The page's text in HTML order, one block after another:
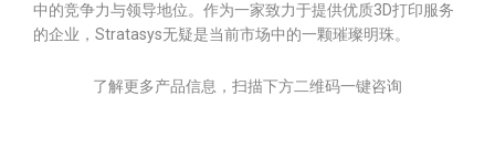
中的竞争力与领导地位。作为一家致力于提供优质3D打印服务
的企业，Stratasys无疑是当前市场中的一颗璀璨明珠。
了解更多产品信息，扫描下方二维码一键咨询